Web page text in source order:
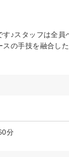
♪スタッフは全
の手技を融合し
分